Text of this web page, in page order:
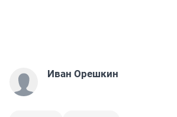
Иван Орешкин